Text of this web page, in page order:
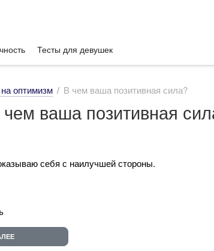
Тесты для девушек
оптимизм В чем ваша позитивная сила?
ваша позитивная
себя с наилучшей стороны.